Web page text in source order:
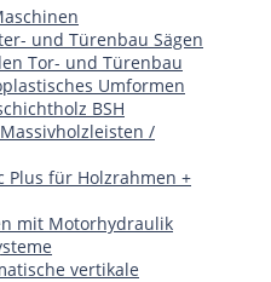
und Türenbau Sägen
Tor- und Türenbau
Umformen
BSH
Massivholzleisten /
Plus für Holzrahmen +
mit Motorhydraulik
vertikale